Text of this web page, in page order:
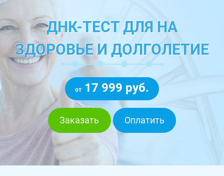
ДНК-ТЕСТ ДЛЯ НА
ЗДОРОВЬЕ И ДОЛГОЛЕТИЕ
от 17 999 руб.
Заказать Оплатить